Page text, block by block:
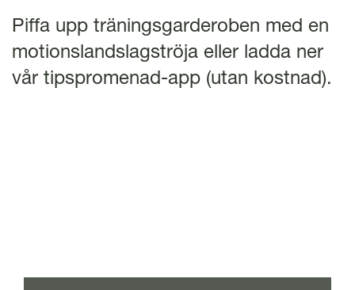
Piffa upp träningsgarderoben med en
motionslandslagströja eller ladda ner
vår tipspromenad-app (utan kostnad).